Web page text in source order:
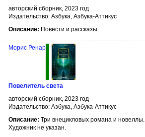
авторский сборник, 2023 год
Издательство: Азбука, Азбука-Аттикус
Описание: Повести и рассказы.
Морис Ренар
Повелитель света
авторский сборник, 2023 год
Издательство: Азбука, Азбука-Аттикус
Описание: Три внецикловых романа и новеллы.
Художник не указан.